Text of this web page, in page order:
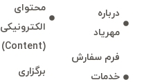
درباره
مهرياد
فرم سفارش
خدمات
محتوای
الكترونیكی
(Content)
برگزاری